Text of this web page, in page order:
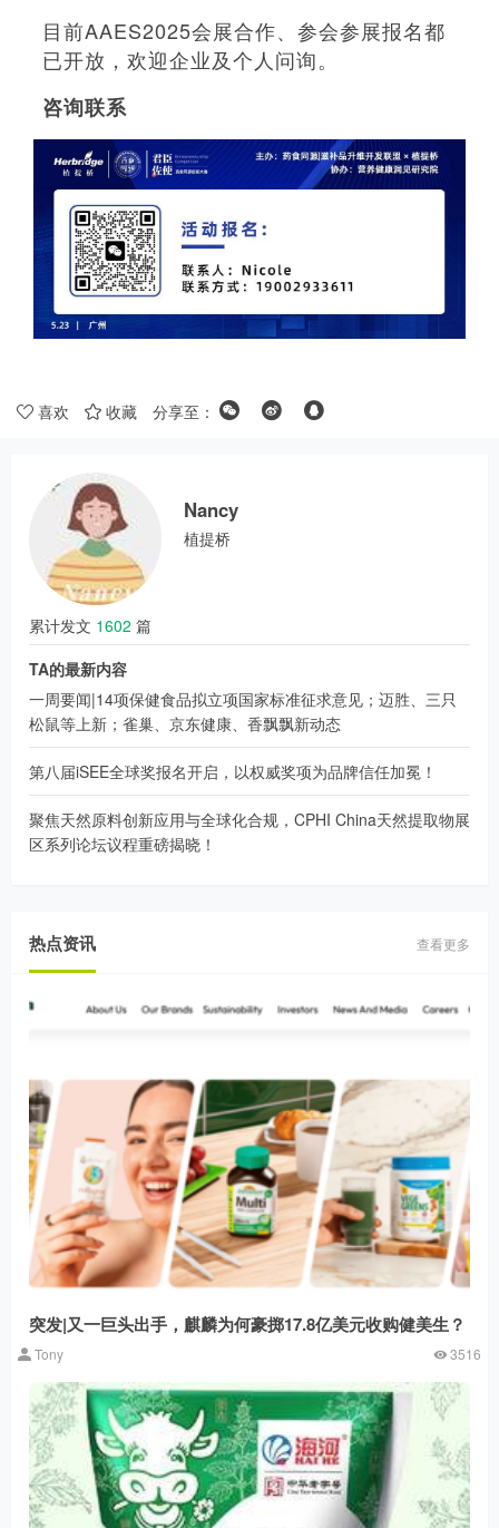
目前AAES2025会展合作、参会参展报名都
已开放，欢迎企业及个人问询。
咨询联系
喜欢 收藏 分享至：
Nancy
植提桥
累计发文 1602 篇
TA的最新内容
一周要闻|14项保健食品拟立项国家标准征求意见；迈胜、三只
松鼠等上新；雀巢、京东健康、香飘飘新动态
第八届iSEE全球奖报名开启，以权威奖项为品牌信任加冕！
聚焦天然原料创新应用与全球化合规，CPHI China天然提取物展
区系列论坛议程重磅揭晓！
热点资讯 查看更多
突发|又一巨头出手，麒麟为何豪掷17.8亿美元收购健美生？
Tony 3516